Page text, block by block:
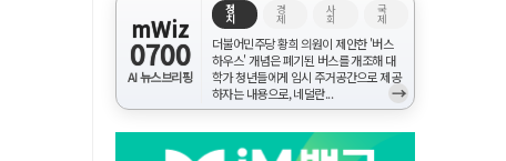
mWiz
0700
AI 뉴스브리핑
정
치
경
제
사
회
국
제
더불어민주당 황희 의원이 제안한 '버스
하우스' 개념은 폐기된 버스를 개조해 대
학가 청년들에게 임시 주거공간으로 제공
하자는 내용으로, 네덜란...
→